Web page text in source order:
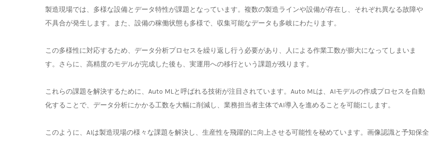
製造現場では、多様な設備とデータ特性が課題となっています。複数の製造ラインや設備が存在し、それぞれ異なる故障や
不具合が発生します。また、設備の稼働状態も多様で、収集可能なデータも多岐にわたります。
この多様性に対応するため、データ分析プロセスを繰り返し行う必要があり、人による作業工数が膨大になってしまいま
す。さらに、高精度のモデルが完成した後も、実運用への移行という課題が残ります。
これらの課題を解決するために、Auto MLと呼ばれる技術が注目されています。Auto MLは、AIモデルの作成プロセスを自動
化することで、データ分析にかかる工数を大幅に削減し、業務担当者主体でAI導入を進めることを可能にします。
このように、AIは製造現場の様々な課題を解決し、生産性を飛躍的に向上させる可能性を秘めています。画像認識と予知保全